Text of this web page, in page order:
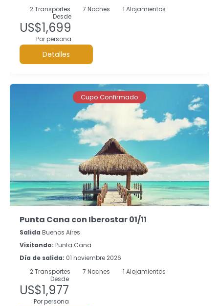
2Transportes 7 Noches
1 Alojamientos
Desde
US$1,699
Por persona
Detalles
Cupo Confirmado
Punta Cana con Iberostar 01/11
Salida Buenos Aires
Visitando: Punta Cana
Día de salida: 01 noviembre 2026
2Transportes 7 Noches
1 Alojamientos
Desde
US$1,977
Por persona